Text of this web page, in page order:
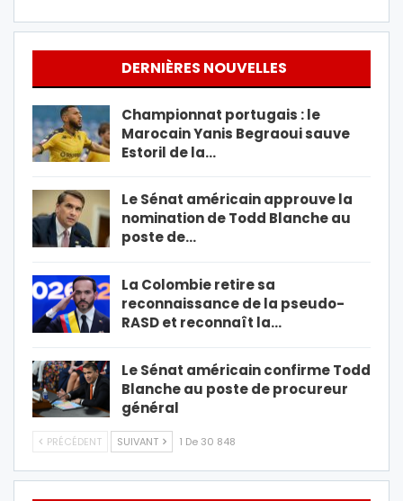
DERNIÈRES NOUVELLES
Championnat portugais : le
Marocain Yanis Begraoui sauve
Estoril de la…
Le Sénat américain approuve la
nomination de Todd Blanche au
poste de…
La Colombie retire sa
reconnaissance de la pseudo-
RASD et reconnaît la…
Le Sénat américain confirme Todd
Blanche au poste de procureur
général
PRÉCÉDENT SUIVANT 1 De 30 848